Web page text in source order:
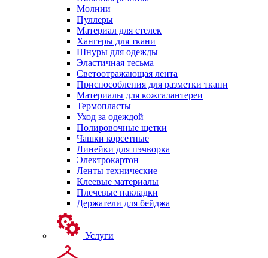
Молнии
Пуллеры
Материал для стелек
Хангеры для ткани
Шнуры для одежды
Эластичная тесьма
Светоотражающая лента
Приспособления для разметки ткани
Материалы для кожгалантереи
Термопласты
Уход за одеждой
Полировочные щетки
Чашки корсетные
Линейки для пэчворка
Электрокартон
Ленты технические
Клеевые материалы
Плечевые накладки
Держатели для бейджа
Услуги